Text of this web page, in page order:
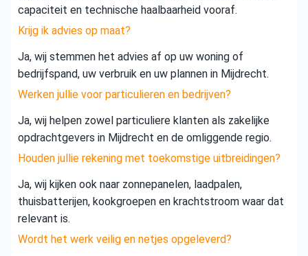
capaciteit en technische haalbaarheid vooraf.
Krijg ik advies op maat?
Ja, wij stemmen het advies af op uw woning of
bedrijfspand, uw verbruik en uw plannen in Mijdrecht.
Werken jullie voor particulieren en bedrijven?
Ja, wij helpen zowel particuliere klanten als zakelijke
opdrachtgevers in Mijdrecht en de omliggende regio.
Houden jullie rekening met toekomstige uitbreidingen?
Ja, wij kijken ook naar zonnepanelen, laadpalen,
thuisbatterijen, kookgroepen en krachtstroom waar dat
relevant is.
Wordt het werk veilig en netjes opgeleverd?